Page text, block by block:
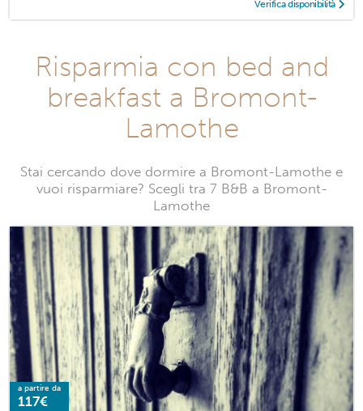
Verifica disponibilità
Risparmia con bed and
breakfast a Bromont-
Lamothe
Stai cercando dove dormire a Bromont-Lamothe e
vuoi risparmiare? Scegli tra 7 B&B a Bromont-
Lamothe
a partire da
117€